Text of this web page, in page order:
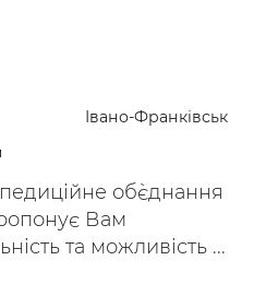
Івано-Франківськ
об`єднання
Вам
та можливість ...